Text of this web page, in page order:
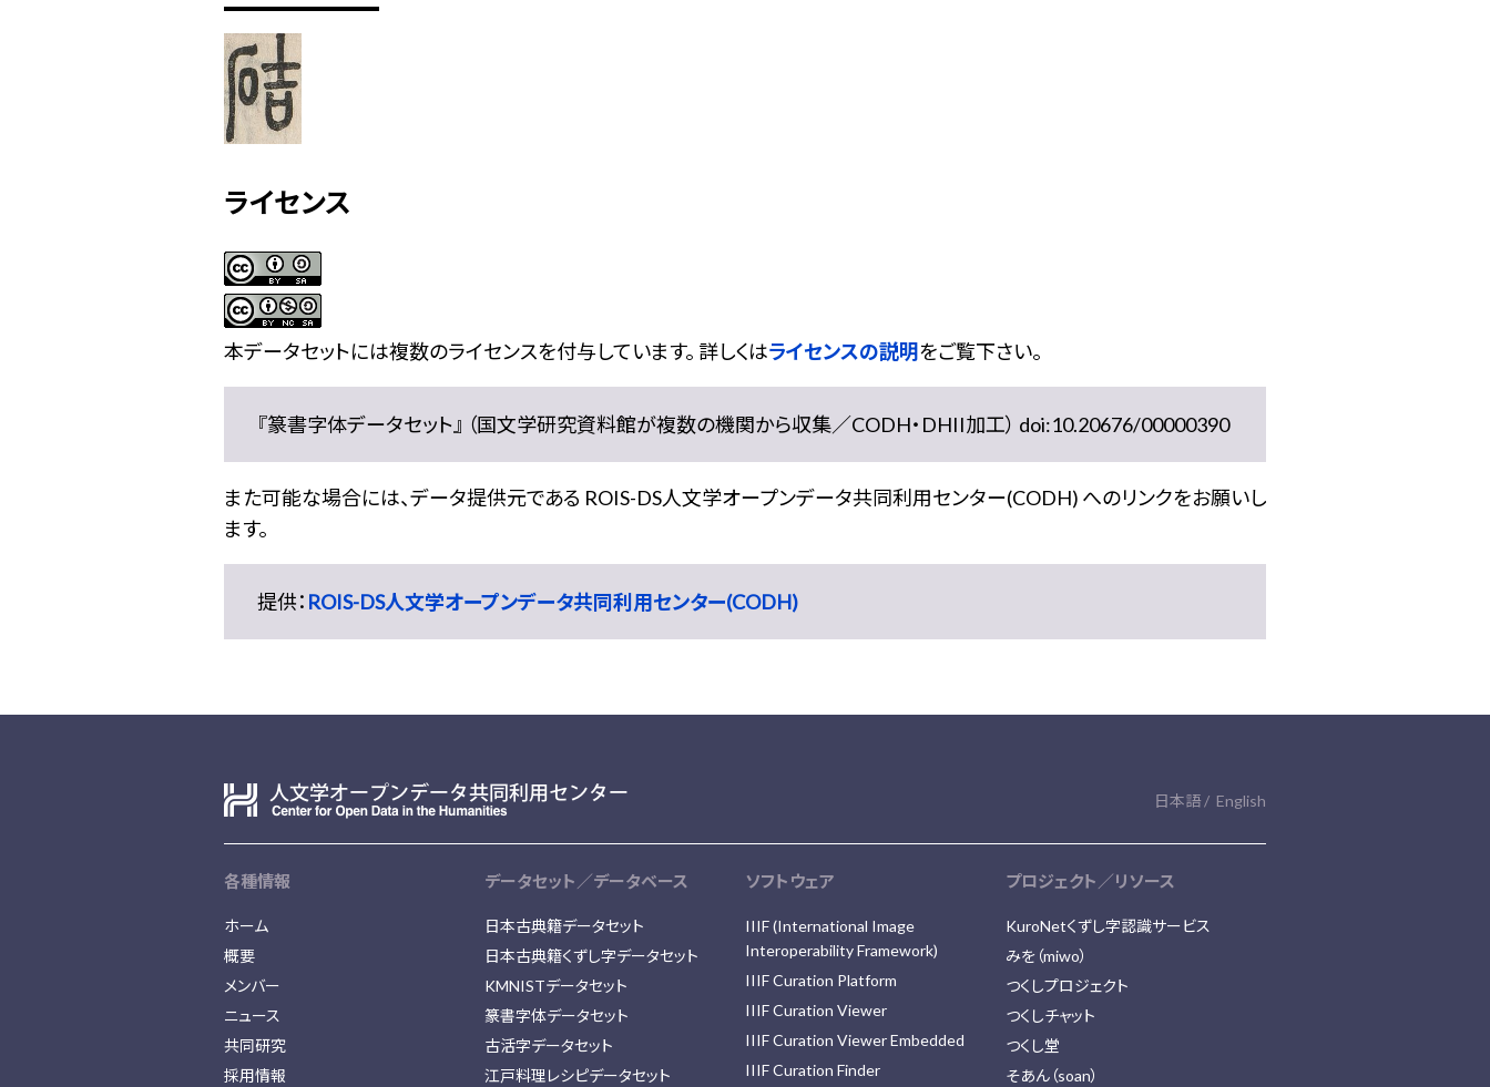
ライセンス
本データセットには複数のライセンスを付与しています。 詳しくはライセンスの説明をご覧下さい。
『篆書字体データセット』 （国文学研究資料館が複数の機関から収集／CODH・DHII加工） doi:10.20676/00000390
また可能な場合には、データ提供元である ROIS-DS人文学オープンデータ共同利用センター(CODH) へのリンクをお願いし
ます。
提供： ROIS-DS人文学オープンデータ共同利用センター(CODH)
日本語 English
各種情報
ホーム
概要
メンバー
ニュース
共同研究
採用情報
データセット／データベース
日本古典籍データセット
日本古典籍くずし字データセット
KMNISTデータセット
篆書字体データセット
古活字データセット
江戸料理レシピデータセット
ソフトウェア
IIIF (International Image
Interoperability Framework)
IIIF Curation Platform
IIIF Curation Viewer
IIIF Curation Viewer Embedded
IIIF Curation Finder
プロジェクト／リソース
KuroNetくずし字認識サービス
みを（miwo）
つくしプロジェクト
つくしチャット
つくし堂
そあん（soan）